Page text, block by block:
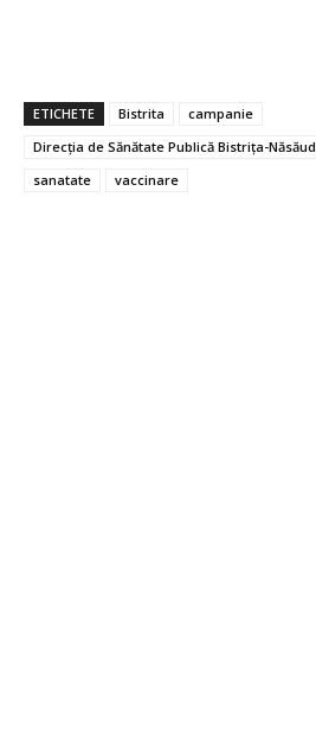
ETICHETE Bistrita
campanie
Direcţia de Sănătate Publică Bistrița-Năsăud
sanatate
vaccinare